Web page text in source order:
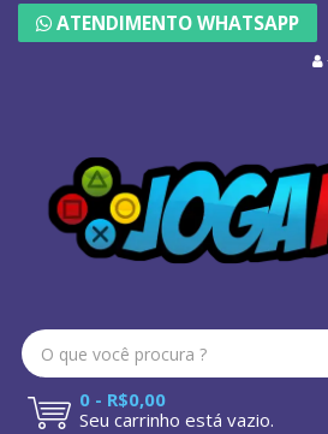
ATENDIMENTO WHATSAPP
0 - R$0,00
Seu carrinho está vazio.